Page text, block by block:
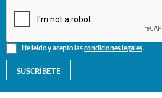
He leído y acepto lascondiciones legales.
SUSCRÍBETE